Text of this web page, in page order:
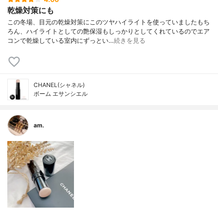
乾燥対策にも
この冬場、目元の乾燥対策にこのツヤハイライトを使っていましたもち
ろん、ハイライトとしての艶保湿もしっかりとしてくれているのでエア
コンで乾燥している室内にずっとい…続きを見る
CHANEL(シャネル)
ボーム エサンシエル
am.